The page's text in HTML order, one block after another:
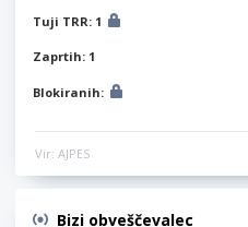
Tuji TRR: 1
Zaprtih: 1
Blokiranih:
Vir: AJPES
Bizi obveščevalec